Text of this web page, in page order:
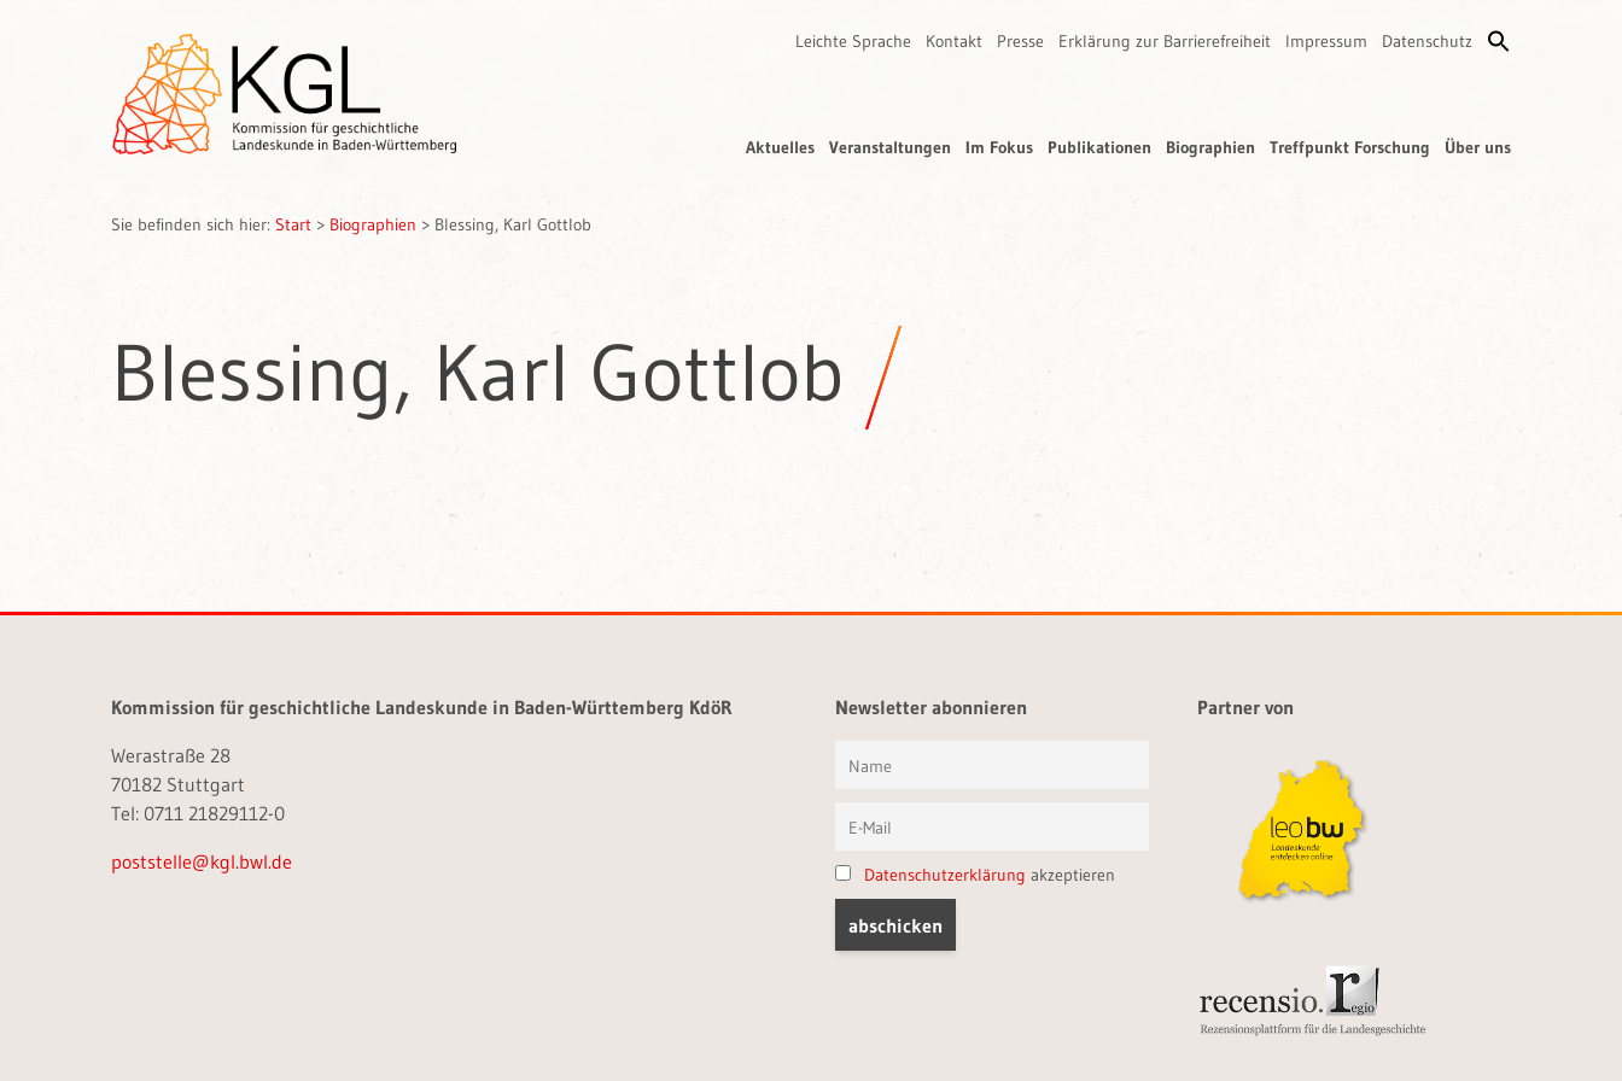
Leichte Sprache Kontakt Presse Erklärung zur Barrierefreiheit Impressum Datenschutz
Aktuelles Veranstaltungen Im Fokus Publikationen Biographien Treffpunkt Forschung Über uns
Sie befinden sich hier: Start > Biographien > Blessing, Karl Gottlob
Blessing, Karl Gottlob
Kommission für geschichtliche Landeskunde in Baden-Württemberg KdöR
Werastraße 28
70182 Stuttgart
Tel: 0711 21829112-0
poststelle@kgl.bwl.de
Newsletter abonnieren
Datenschutzerklärung akzeptieren
Partner von